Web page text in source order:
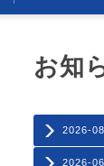
2026-08
2026-06
お知